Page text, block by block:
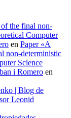
of the final non-
Computer
en Paper «A
non-deterministic
Science
i Romero en
| Blog de
Leonid